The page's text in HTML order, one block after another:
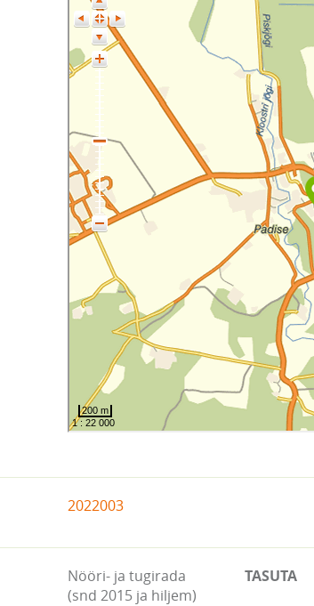
2022003
Nööri- ja tugirada
(snd 2015 ja hiljem)
TASUTA